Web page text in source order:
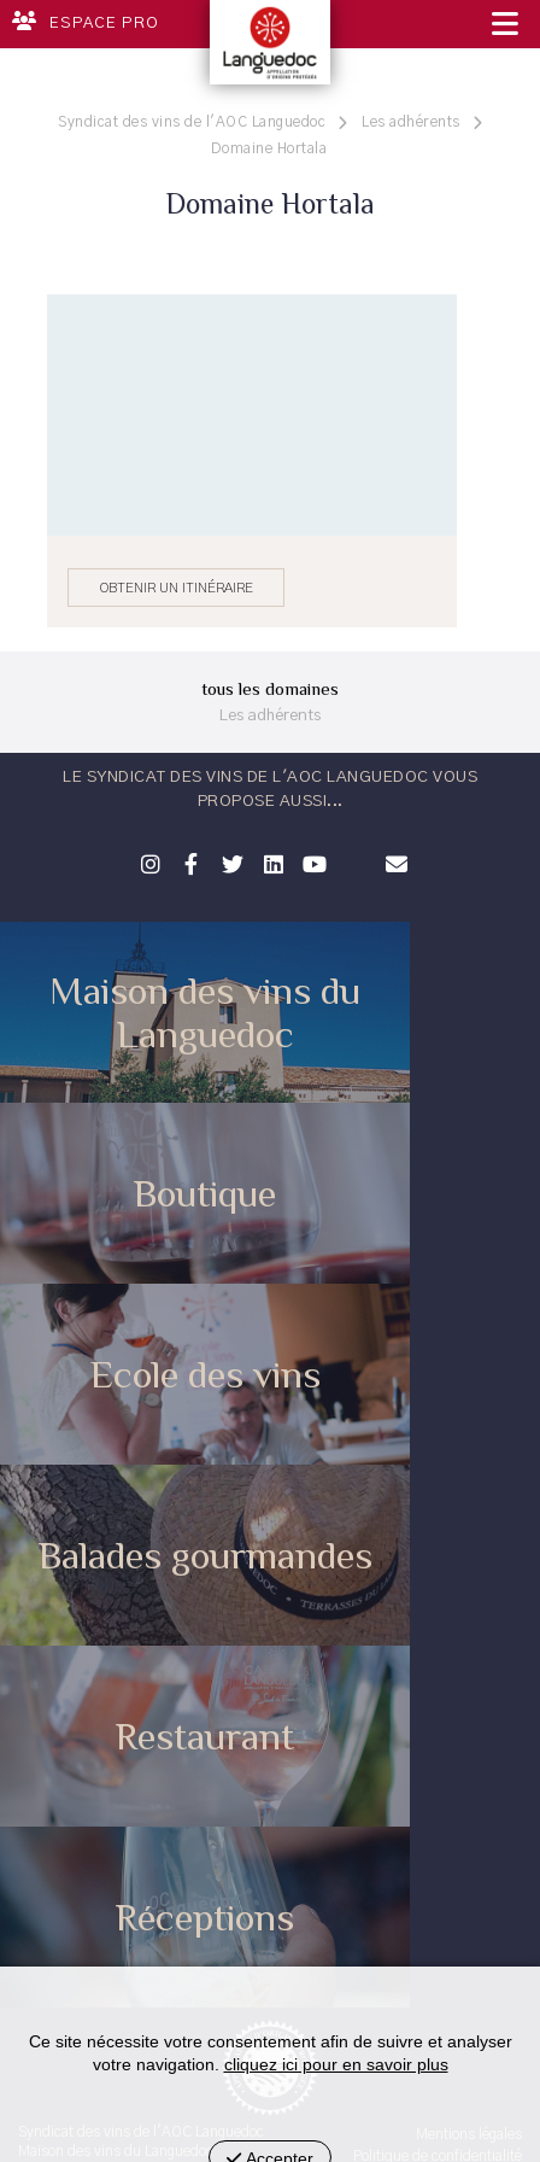
ESPACE PRO
Syndicat des vins de l'AOC Languedoc
Les adhérents
Domaine Hortala
Domaine Hortala
OBTENIR UN ITINÉRAIRE
tous les domaines
Les adhérents
LE SYNDICAT DES VINS DE L'AOC LANGUEDOC VOUS
PROPOSE AUSSI...
Maison des vins du
Languedoc
Boutique
Ecole des vins
Balades gourmandes
Restaurant
Réceptions
Maison des vins du Languedoc
Ce site nécessite votre consentement afin de suivre et analyser
votre navigation. cliquez ici pour en savoir plus